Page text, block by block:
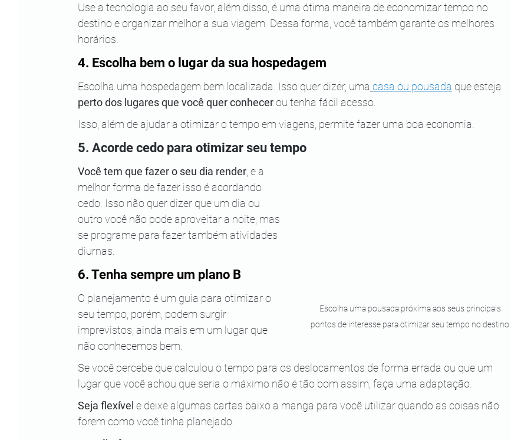
Use a tecnologia ao seu favor, além disso, é uma ótima maneira de economizar tempo no
destino e organizar melhor a sua viagem. Dessa forma, você também garante os melhores
horários.
4. Escolha bem o lugar da sua hospedagem
Escolha uma hospedagem bem localizada. Isso quer dizer, uma casa ou pousada que esteja
perto dos lugares que você quer conhecer ou tenha fácil acesso.
Isso, além de ajudar a otimizar o tempo em viagens, permite fazer uma boa economia.
5. Acorde cedo para otimizar seu tempo
Escolha uma pousada próxima aos seus principais
pontos de interesse para otimizar seu tempo no destino.
Você tem que fazer o seu dia render , e a
melhor forma de fazer isso é acordando
cedo. Isso não quer dizer que um dia ou
outro você não pode aproveitar a noite, mas
se programe para fazer também atividades
diurnas.
6. Tenha sempre um plano B
O planejamento é um guia para otimizar o
seu tempo, porém, podem surgir
imprevistos, ainda mais em um lugar que
não conhecemos bem.
Se você percebe que calculou o tempo para os deslocamentos de forma errada ou que um
lugar que você achou que seria o máximo não é tão bom assim, faça uma adaptação.
Seja flexível e deixe algumas cartas baixo a manga para você utilizar quando as coisas não
forem como você tinha planejado.